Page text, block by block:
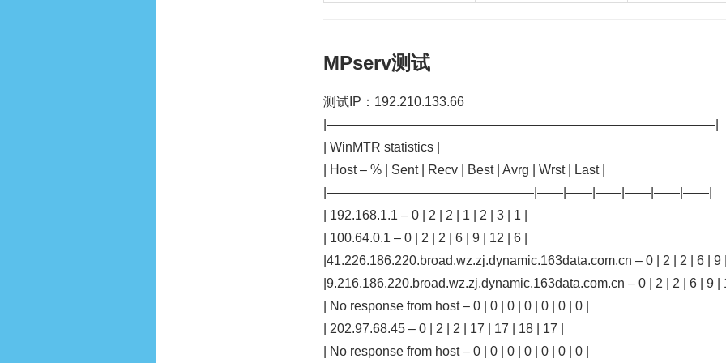
MPserv测试
测试IP：192.210.133.66
|——————————————————————————————|
| WinMTR statistics |
| Host – % | Sent | Recv | Best | Avrg | Wrst | Last |
|————————————————|——|——|——|——|——|——|
| 192.168.1.1 – 0 | 2 | 2 | 1 | 2 | 3 | 1 |
| 100.64.0.1 – 0 | 2 | 2 | 6 | 9 | 12 | 6 |
|41.226.186.220.broad.wz.zj.dynamic.163data.com.cn – 0 | 2 | 2 | 6 | 9 |
|9.216.186.220.broad.wz.zj.dynamic.163data.com.cn – 0 | 2 | 2 | 6 | 9 |
| No response from host – 0 | 0 | 0 | 0 | 0 | 0 | 0 |
| 202.97.68.45 – 0 | 2 | 2 | 17 | 17 | 18 | 17 |
| No response from host – 0 | 0 | 0 | 0 | 0 | 0 | 0 |